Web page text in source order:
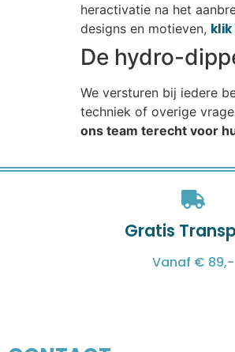
heractivatie na het
designs en motieven, klik
De hydro-
We versturen bij iedere
techniek of overige
ons team terecht voor
Gratis
Vanaf € 89,-